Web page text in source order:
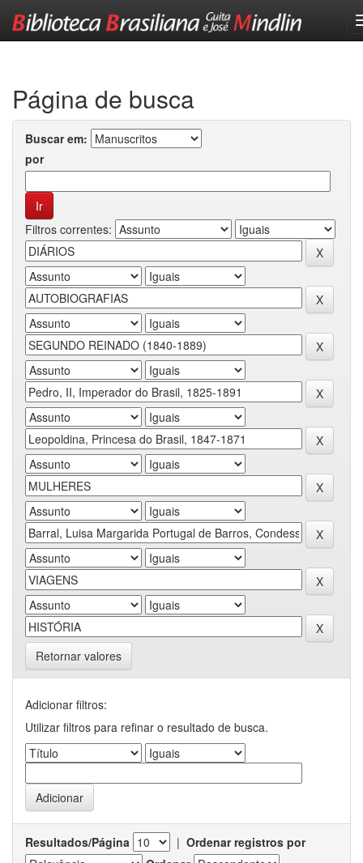
Página de busca
Buscar em:
por
Filtros correntes:
Retornar valores
Adicionar filtros:
Utilizar filtros para refinar o resultado de busca.
Resultados/Página | Ordenar registros por